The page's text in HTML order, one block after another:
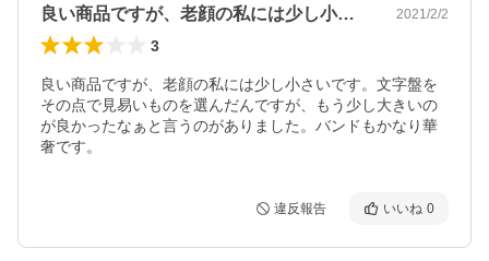
良い商品ですが、老顔の私には少し小さい… 2021/2/2
3
良い商品ですが、老顔の私には少し小さいです。文字盤を
その点で見易いものを選んだんですが、もう少し大きいの
が良かったなぁと言うのがありました。バンドもかなり華
奢です。
違反報告 いいね 0